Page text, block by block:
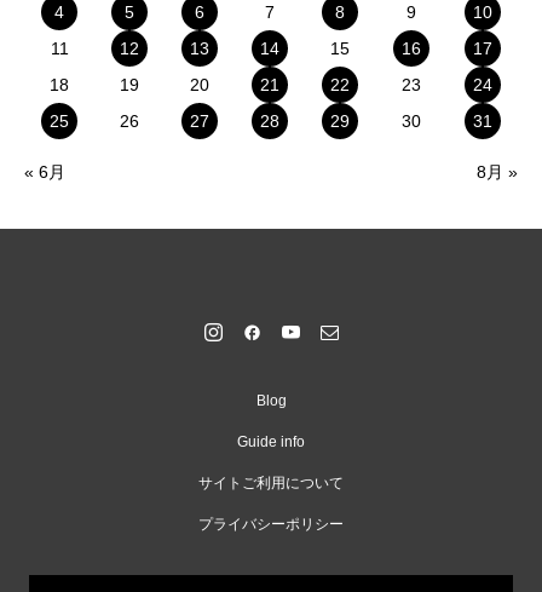
4
5 6 7 8 9
10
11
12 13 14 15 16
17
18
19 20 21 22 23
24
25
26 27 28 29 30 31
« 6月 8月 »
Blog
Guide info
サイトご利用について
プライバシーポリシー